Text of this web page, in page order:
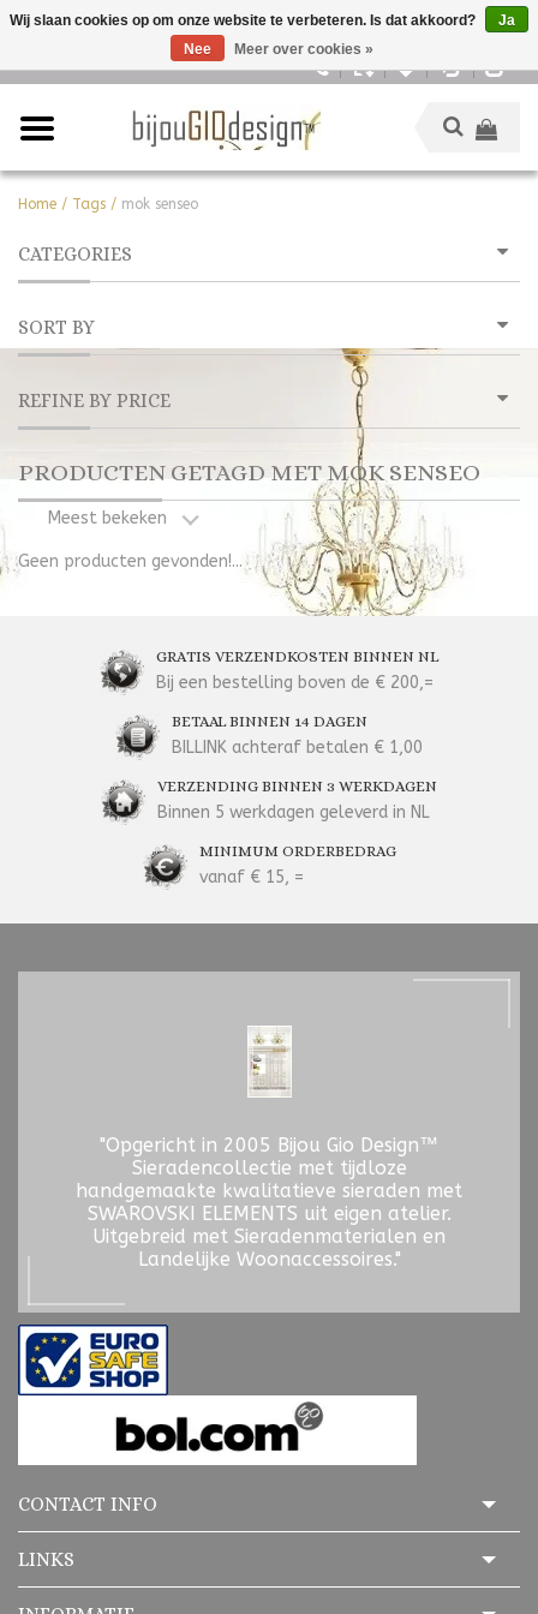
Home / Tags / mok senseo
CATEGORIES
SORT BY
REFINE BY PRICE
PRODUCTEN GETAGD MET MOK SENSEO
Meest bekeken
Geen producten gevonden!...
GRATIS VERZENDKOSTEN BINNEN NL
Bij een bestelling boven de € 200,=
BETAAL BINNEN 14 DAGEN
BILLINK achteraf betalen € 1,00
VERZENDING BINNEN 3 WERKDAGEN
Binnen 5 werkdagen geleverd in NL
MINIMUM ORDERBEDRAG
vanaf € 15, =
"Opgericht in 2005 Bijou Gio Design™
Sieradencollectie met tijdloze
handgemaakte kwalitatieve sieraden met
SWAROVSKI ELEMENTS uit eigen atelier.
Uitgebreid met Sieradenmaterialen en
Landelijke Woonaccessoires."
CONTACT INFO
LINKS
Wij slaan cookies op om onze website te verbeteren. Is dat akkoord?
Ja
Nee
Meer over cookies »